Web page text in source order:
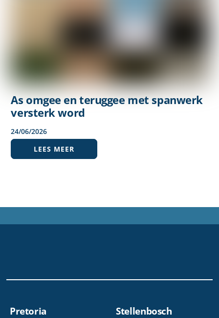
As omgee en teruggee met spanwerk
versterk word
24/06/2026
LEES MEER
Pretoria Stellenbosch